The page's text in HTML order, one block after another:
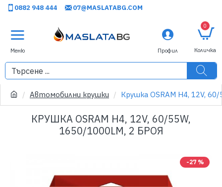
0882 948 444 07@MASLATABG.COM
0
Автомобилни крушки Крушка OSRAM H4, 12V,
КРУШКА OSRAM H4, 12V, 60/55W,
1650/1000LM, 2 БРОЯ
-27 %